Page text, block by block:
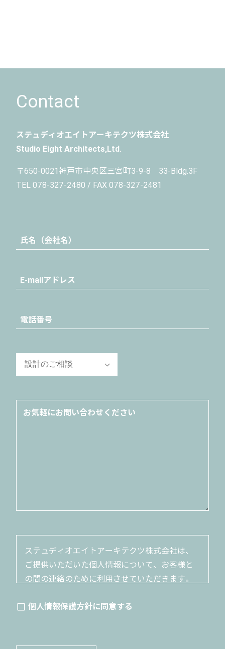
Contact
ステュディオエイトアーキテクツ株式会社
Studio Eight Architects,Ltd.
〒650-0021神戸市中央区三宮町3-9-8 33-Bldg.3F
TEL 078-327-2480 / FAX 078-327-2481
ステュディオエイトアーキテクツ株式会社は、
ご提供いただいた個人情報について、お客様と
の間の連絡のために利用させていただきます。
絡に必要な範囲でのみ利用いたします。ご本人
個人情報保護方針に同意する